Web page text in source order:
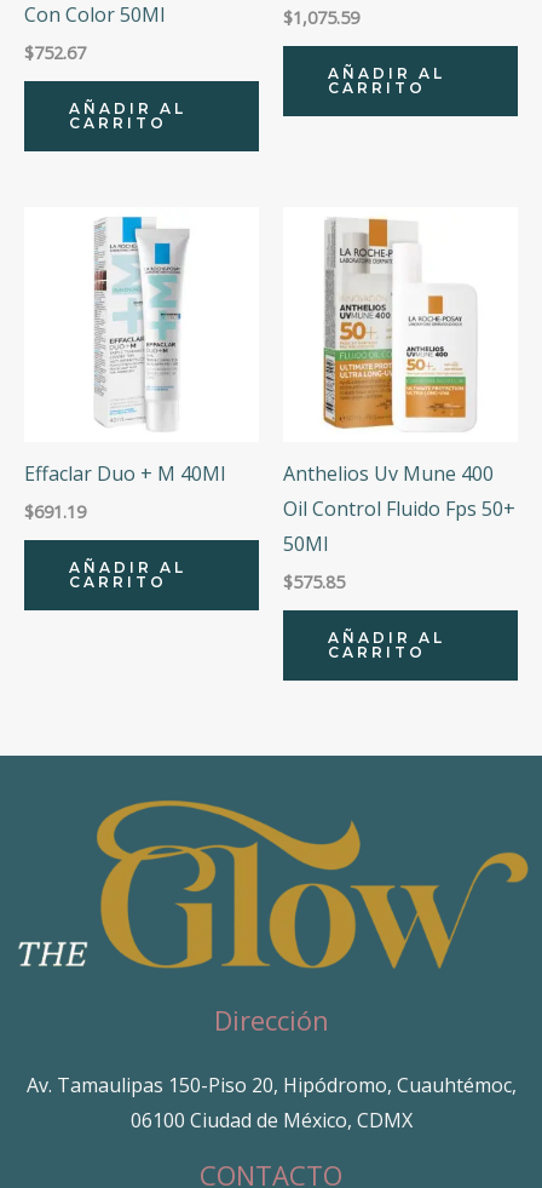
Con Color 50Ml
$752.67
AÑADIR AL
CARRITO
$1,075.59
AÑADIR AL
CARRITO
Effaclar Duo + M 40Ml
$691.19
AÑADIR AL
CARRITO
Anthelios Uv Mune 400
Oil Control Fluido Fps 50+
50Ml
$575.85
AÑADIR AL
CARRITO
Dirección
Av. Tamaulipas 150-Piso 20, Hipódromo, Cuauhtémoc,
06100 Ciudad de México, CDMX
CONTACTO